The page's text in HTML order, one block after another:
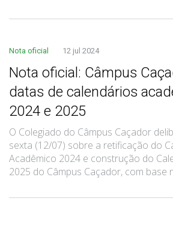
Nota oficial 12 jul 2024
Nota oficial: Câmpus
datas de calendários
2024 e 2025
O Colegiado do Câmpus Caçador
sexta (12/07) sobre a retificação do
Acadêmico 2024 e construção do
2025 do Câmpus Caçador, com base